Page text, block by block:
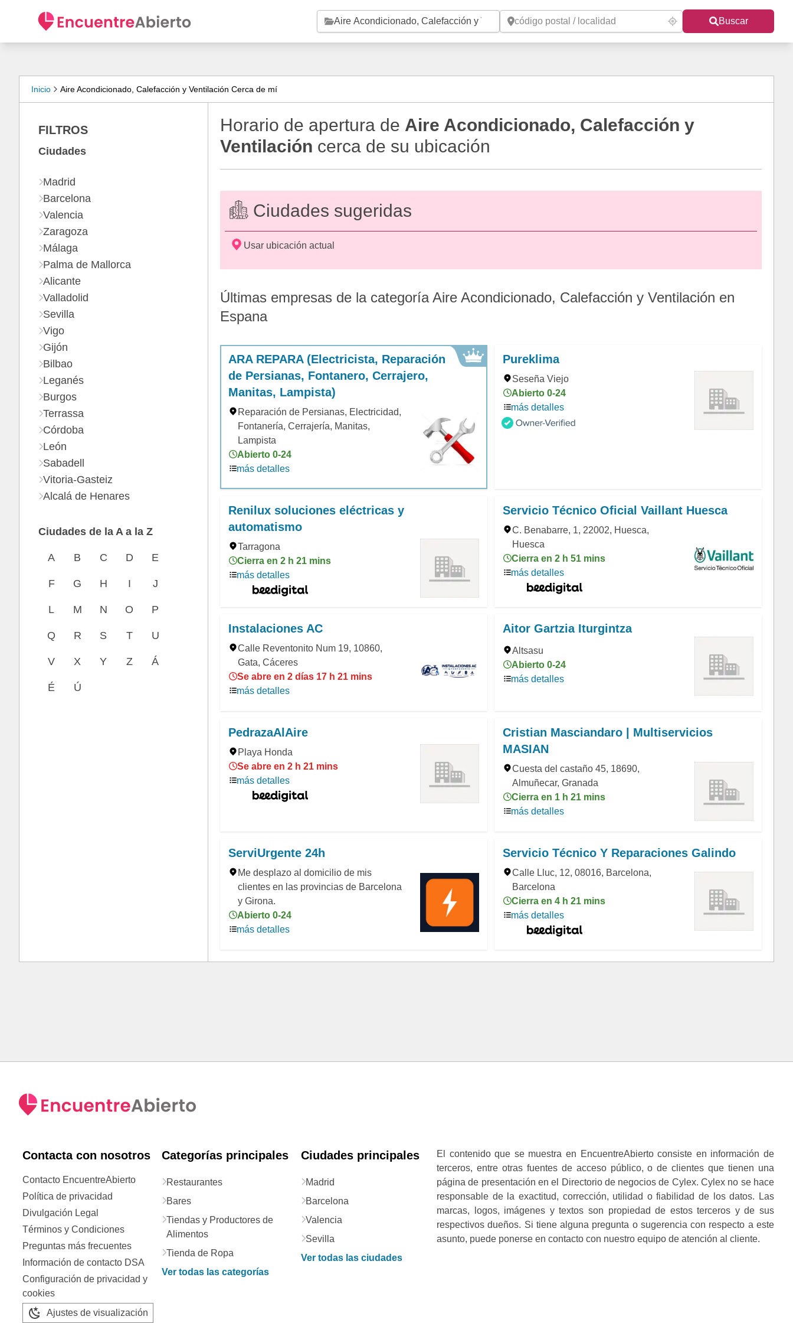
Buscar
Inicio Aire Acondicionado, Calefacción y Ventilación Cerca de mí
Horario de apertura de Aire Acondicionado, Calefacción y
Ventilación cerca de su ubicación
Ciudades sugeridas
Usar ubicación actual
Últimas empresas de la categoría Aire Acondicionado, Calefacción y Ventilación en
Espana
ARA REPARA (Electricista, Reparación
de Persianas, Fontanero, Cerrajero,
Manitas, Lampista)
Reparación de Persianas, Electricidad,
Fontanería, Cerrajería, Manitas,
Lampista
Abierto 0-24
más detalles
Pureklima
Seseña Viejo
Abierto 0-24
más detalles
Renilux soluciones eléctricas y
automatismo
Tarragona
Cierra en 2 h 21 mins
más detalles
Servicio Técnico Oficial Vaillant Huesca
C. Benabarre, 1, 22002, Huesca,
Huesca
Cierra en 2 h 51 mins
más detalles
Instalaciones AC
Calle Reventonito Num 19, 10860,
Gata, Cáceres
Se abre en 2 días 17 h 21 mins
más detalles
Aitor Gartzia Iturgintza
Altsasu
Abierto 0-24
más detalles
PedrazaAlAire
Playa Honda
Se abre en 2 h 21 mins
más detalles
Cristian Masciandaro | Multiservicios
MASIAN
Cuesta del castaño 45, 18690,
Almuñecar, Granada
Cierra en 1 h 21 mins
más detalles
ServiUrgente 24h
Me desplazo al domicilio de mis
clientes en las provincias de Barcelona
y Girona.
Abierto 0-24
más detalles
Servicio Técnico Y Reparaciones Galindo
Calle Lluc, 12, 08016, Barcelona,
Barcelona
Cierra en 4 h 21 mins
más detalles
FILTROS
Ciudades
Madrid
Barcelona
Valencia
Zaragoza
Málaga
Palma de Mallorca
Alicante
Valladolid
Sevilla
Vigo
Gijón
Bilbao
Leganés
Burgos
Terrassa
Córdoba
León
Sabadell
Vitoria-Gasteiz
Alcalá de Henares
Ciudades de la A a la Z
A B C D E
F G H I J
L M N O P
Q R S T U
V X Y Z Á
É Ú
Contacta con nosotros
Contacto EncuentreAbierto
Política de privacidad
Divulgación Legal
Términos y Condiciones
Preguntas más frecuentes
Información de contacto DSA
Configuración de privacidad y
cookies
Ajustes de visualización
Categorías principales
Restaurantes
Bares
Tiendas y Productores de
Alimentos
Tienda de Ropa
Ver todas las categorías
Ciudades principales
Madrid
Barcelona
Valencia
Sevilla
Ver todas las ciudades
El contenido que se muestra en EncuentreAbierto consiste en información de
terceros, entre otras fuentes de acceso público, o de clientes que tienen una
página de presentación en el Directorio de negocios de Cylex. Cylex no se hace
responsable de la exactitud, corrección, utilidad o fiabilidad de los datos. Las
marcas, logos, imágenes y textos son propiedad de estos terceros y de sus
respectivos dueños. Si tiene alguna pregunta o sugerencia con respecto a este
asunto, puede ponerse en contacto con nuestro equipo de atención al cliente.